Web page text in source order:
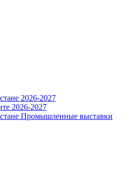
2026-2027
2026-2027
Промышленные выставки